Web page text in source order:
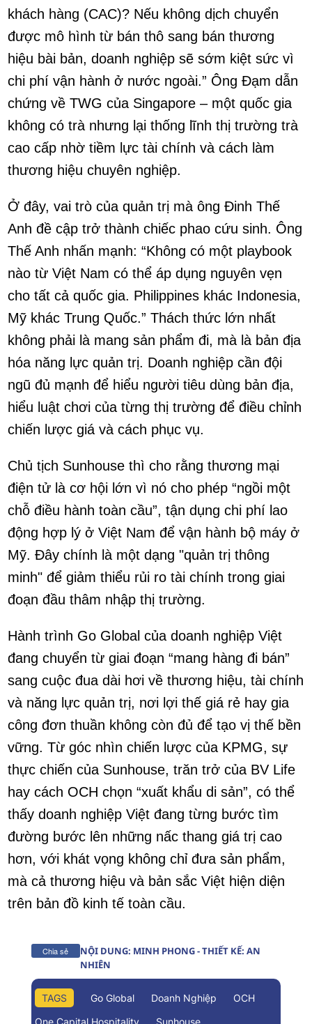
khách hàng (CAC)? Nếu không dịch chuyển
được mô hình từ bán thô sang bán thương
hiệu bài bản, doanh nghiệp sẽ sớm kiệt sức vì
chi phí vận hành ở nước ngoài.” Ông Đạm dẫn
chứng về TWG của Singapore – một quốc gia
không có trà nhưng lại thống lĩnh thị trường trà
cao cấp nhờ tiềm lực tài chính và cách làm
thương hiệu chuyên nghiệp.
Ở đây, vai trò của quản trị mà ông Đinh Thế
Anh đề cập trở thành chiếc phao cứu sinh. Ông
Thế Anh nhấn mạnh: “Không có một playbook
nào từ Việt Nam có thể áp dụng nguyên vẹn
cho tất cả quốc gia. Philippines khác Indonesia,
Mỹ khác Trung Quốc.” Thách thức lớn nhất
không phải là mang sản phẩm đi, mà là bản địa
hóa năng lực quản trị. Doanh nghiệp cần đội
ngũ đủ mạnh để hiểu người tiêu dùng bản địa,
hiểu luật chơi của từng thị trường để điều chỉnh
chiến lược giá và cách phục vụ.
Chủ tịch Sunhouse thì cho rằng thương mại
điện tử là cơ hội lớn vì nó cho phép “ngồi một
chỗ điều hành toàn cầu”, tận dụng chi phí lao
động hợp lý ở Việt Nam để vận hành bộ máy ở
Mỹ. Đây chính là một dạng "quản trị thông
minh" để giảm thiểu rủi ro tài chính trong giai
đoạn đầu thâm nhập thị trường.
Hành trình Go Global của doanh nghiệp Việt
đang chuyển từ giai đoạn “mang hàng đi bán”
sang cuộc đua dài hơi về thương hiệu, tài chính
và năng lực quản trị, nơi lợi thế giá rẻ hay gia
công đơn thuần không còn đủ để tạo vị thế bền
vững. Từ góc nhìn chiến lược của KPMG, sự
thực chiến của Sunhouse, trăn trở của BV Life
hay cách OCH chọn “xuất khẩu di sản”, có thể
thấy doanh nghiệp Việt đang từng bước tìm
đường bước lên những nấc thang giá trị cao
hơn, với khát vọng không chỉ đưa sản phẩm,
mà cả thương hiệu và bản sắc Việt hiện diện
trên bản đồ kinh tế toàn cầu.
Chia sẻ
NỘI DUNG: MINH PHONG - THIẾT KẾ: AN
NHIÊN
TAGS Go Global Doanh Nghiệp
OCH
One Capital Hospitality
Sunhouse